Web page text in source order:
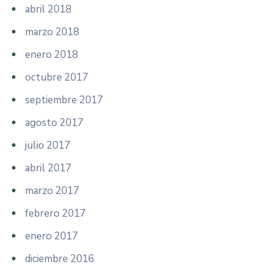
abril 2018
marzo 2018
enero 2018
octubre 2017
septiembre 2017
agosto 2017
julio 2017
abril 2017
marzo 2017
febrero 2017
enero 2017
diciembre 2016